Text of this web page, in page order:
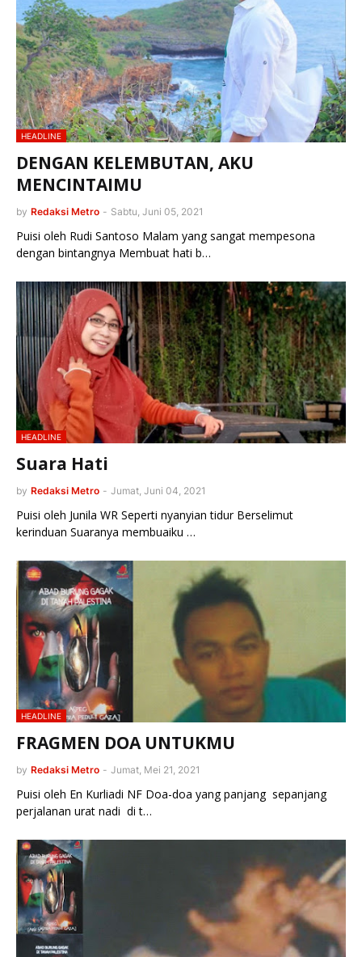
HEADLINE
DENGAN KELEMBUTAN, AKU
MENCINTAIMU
by Redaksi Metro - Sabtu, Juni 05, 2021
Puisi oleh Rudi Santoso Malam yang sangat mempesona
dengan bintangnya Membuat hati b…
HEADLINE
Suara Hati
by Redaksi Metro - Jumat, Juni 04, 2021
Puisi oleh Junila WR Seperti nyanyian tidur Berselimut
kerinduan Suaranya membuaiku …
HEADLINE
FRAGMEN DOA UNTUKMU
by Redaksi Metro - Jumat, Mei 21, 2021
Puisi oleh En Kurliadi NF Doa-doa yang panjang sepanjang
perjalanan urat nadi di t…